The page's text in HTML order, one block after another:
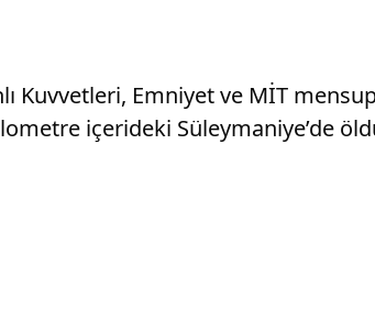
Kuvvetleri, Emniyet ve MİT
içerideki Süleymaniye’de